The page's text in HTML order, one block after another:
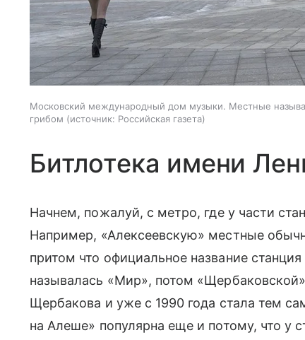
Московский международный дом музыки. Местные
грибом
источник: Российская газета
Битлотека имени
Начнем, пожалуй, с метро, где у части
Например, «Алексеевскую» местные
притом что официальное название
называлась «Мир», потом
Щербакова и уже с 1990 года стала тем
на Алеше» популярна еще и потому, что у